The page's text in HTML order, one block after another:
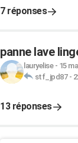
7 réponses
panne lave
lauryelise- 15
stf_jpd87-
13 réponses